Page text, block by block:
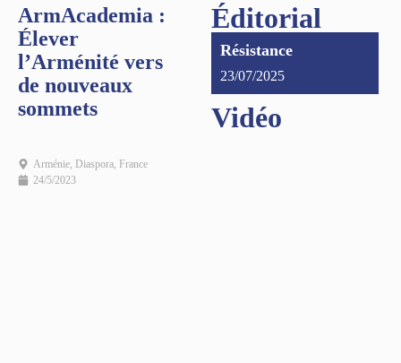
ArmAcademia :
Élever
l’Arménité vers
de nouveaux
sommets
Arménie Diaspora France
24/5/2023
Éditorial
Résistance
23/07/2025
Vidéo